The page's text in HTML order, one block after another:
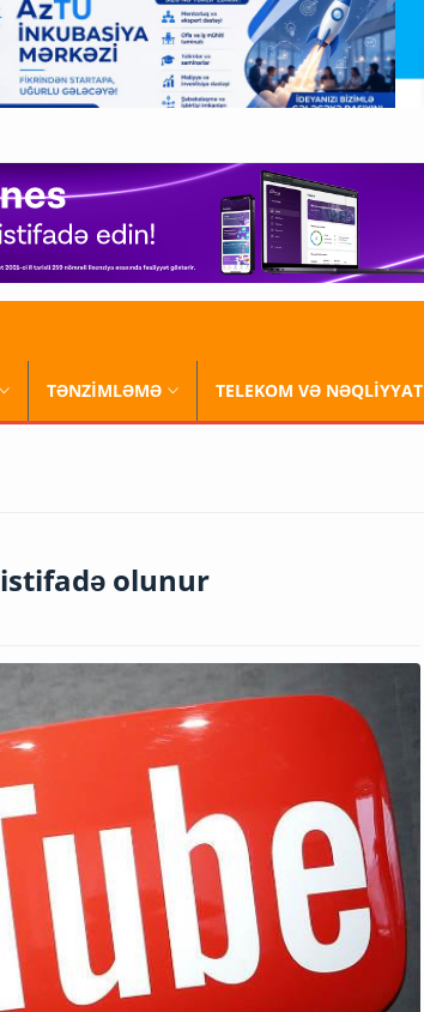
TƏNZİMLƏMƏ TELEKOM VƏ NƏQLİYYAT
istifadə olunur